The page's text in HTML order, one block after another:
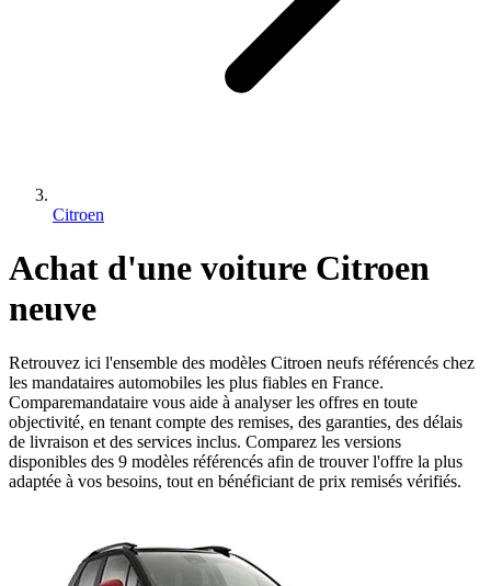
Citroen
Achat d'une voiture Citroen
neuve
Retrouvez ici l'ensemble des modèles Citroen neufs référencés chez
les mandataires automobiles les plus fiables en France.
Comparemandataire vous aide à analyser les offres en toute
objectivité, en tenant compte des remises, des garanties, des délais
de livraison et des services inclus. Comparez les versions
disponibles des 9 modèles référencés afin de trouver l'offre la plus
adaptée à vos besoins, tout en bénéficiant de prix remisés vérifiés.